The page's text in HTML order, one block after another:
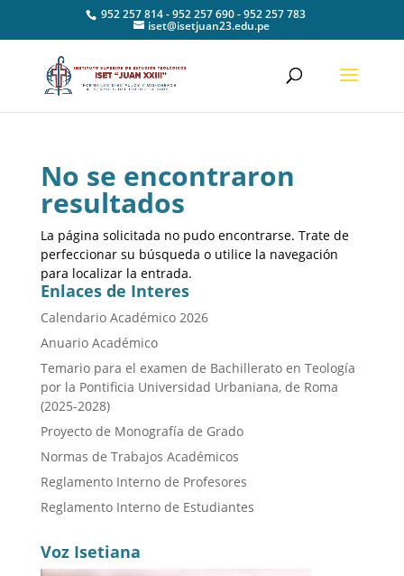
952 257 814 - 952 257 690 - 952 257 783
iset@isetjuan23.edu.pe
No se encontraron
resultados
La página solicitada no pudo encontrarse. Trate de
perfeccionar su búsqueda o utilice la navegación
para localizar la entrada.
Enlaces de Interes
Calendario Académico 2026
Anuario Académico
Temario para el examen de Bachillerato en Teología
por la Pontificia Universidad Urbaniana, de Roma
(2025-2028)
Proyecto de Monografía de Grado
Normas de Trabajos Académicos
Reglamento Interno de Profesores
Reglamento Interno de Estudiantes
Voz Isetiana